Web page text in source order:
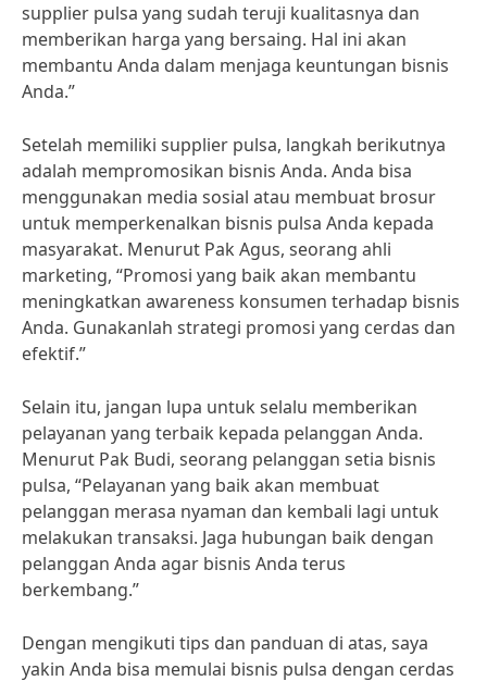
supplier pulsa yang sudah teruji kualitasnya dan
memberikan harga yang bersaing. Hal ini akan
membantu Anda dalam menjaga keuntungan bisnis
Anda.”
Setelah memiliki supplier pulsa, langkah berikutnya
adalah mempromosikan bisnis Anda. Anda bisa
menggunakan media sosial atau membuat brosur
untuk memperkenalkan bisnis pulsa Anda kepada
masyarakat. Menurut Pak Agus, seorang ahli
marketing, “Promosi yang baik akan membantu
meningkatkan awareness konsumen terhadap bisnis
Anda. Gunakanlah strategi promosi yang cerdas dan
efektif.”
Selain itu, jangan lupa untuk selalu memberikan
pelayanan yang terbaik kepada pelanggan Anda.
Menurut Pak Budi, seorang pelanggan setia bisnis
pulsa, “Pelayanan yang baik akan membuat
pelanggan merasa nyaman dan kembali lagi untuk
melakukan transaksi. Jaga hubungan baik dengan
pelanggan Anda agar bisnis Anda terus
berkembang.”
Dengan mengikuti tips dan panduan di atas, saya
yakin Anda bisa memulai bisnis pulsa dengan cerdas